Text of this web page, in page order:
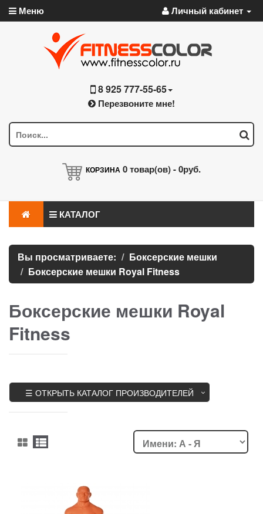
Меню Личный кабинет
8 925 777-55-65
Перезвоните мне!
КОРЗИНА 0товар(ов) -0руб.
КАТАЛОГ
Вы просматриваете:
Боксерские мешки
Боксерские мешки Royal Fitness
Боксерские мешки Royal
Fitness
☰ ОТКРЫТЬ КАТАЛОГ ПРОИЗВОДИТЕЛЕЙ